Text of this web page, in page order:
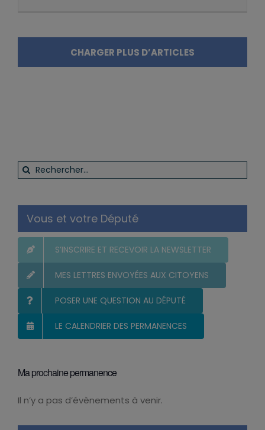
CHARGER PLUS D’ARTICLES
Rechercher:
Vous et votre Député
S’INSCRIRE ET RECEVOIR LA NEWSLETTER
MES LETTRES ENVOYÉES AUX CITOYENS
POSER UNE QUESTION AU DÉPUTÉ
LE CALENDRIER DES PERMANENCES
Ma prochaine permanence
Notice
Il n’y a pas d’évènements à venir.